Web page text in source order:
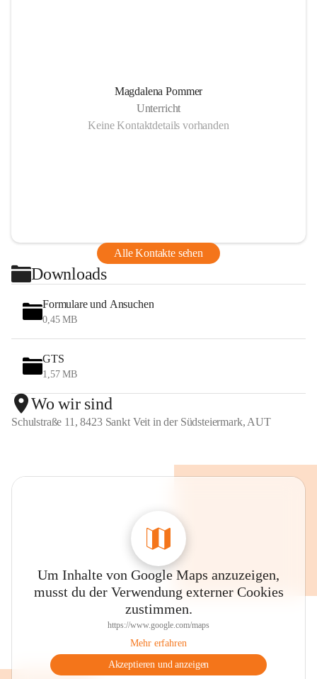
Magdalena Pommer
Unterricht
Keine Kontaktdetails vorhanden
Alle Kontakte sehen
Downloads
Formulare und Ansuchen
0,45 MB
GTS
1,57 MB
Wo wir sind
Schulstraße 11, 8423 Sankt Veit in der Südsteiermark, AUT
Um Inhalte von Google Maps anzuzeigen,
musst du der Verwendung externer Cookies
zustimmen.
https://www.google.com/maps
Mehr erfahren
Akzeptieren und anzeigen